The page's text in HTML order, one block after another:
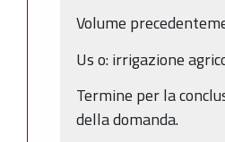
Volume
Uso: irrigazione
Termine per la
della domanda.